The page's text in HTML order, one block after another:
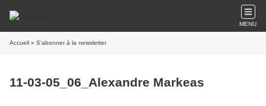
MENU
Accueil » S'abonner à la newsletter
11-03-05_06_Alexandre Markeas